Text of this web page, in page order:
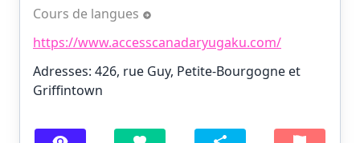
Cours de langues
https://www.accesscanadaryugaku.com/
Adresses: 426, rue Guy, Petite-Bourgogne et
Griffintown